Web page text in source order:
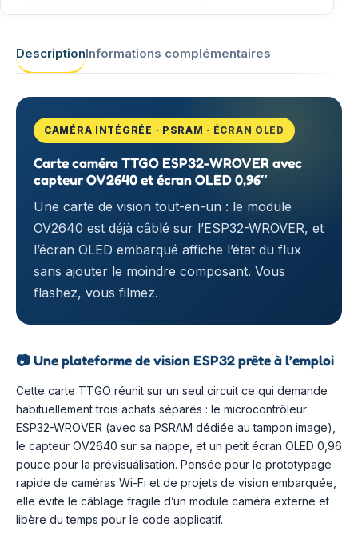
DescriptionInformations complémentaires
CAMÉRA INTÉGRÉE · PSRAM · ÉCRAN OLED
Carte caméra TTGO ESP32-WROVER avec
capteur OV2640 et écran OLED 0,96″
Une carte de vision tout-en-un : le module
OV2640 est déjà câblé sur l’ESP32-WROVER, et
l’écran OLED embarqué affiche l’état du flux
sans ajouter le moindre composant. Vous
flashez, vous filmez.
📷Une plateforme de vision ESP32 prête à l’emploi
Cette carte TTGO réunit sur un seul circuit ce qui demande
habituellement trois achats séparés : le microcontrôleur
ESP32-WROVER (avec sa PSRAM dédiée au tampon image),
le capteur OV2640 sur sa nappe, et un petit écran OLED 0,96
pouce pour la prévisualisation. Pensée pour le prototypage
rapide de caméras Wi-Fi et de projets de vision embarquée,
elle évite le câblage fragile d’un module caméra externe et
libère du temps pour le code applicatif.